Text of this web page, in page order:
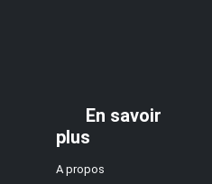
En savoir
plus
A propos